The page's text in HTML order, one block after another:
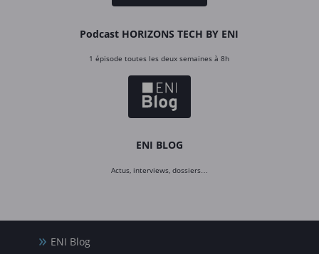
Podcast HORIZONS TECH BY ENI
1 épisode toutes les deux semaines à 8h
ENI BLOG
Actus, interviews, dossiers…
ENI Blog